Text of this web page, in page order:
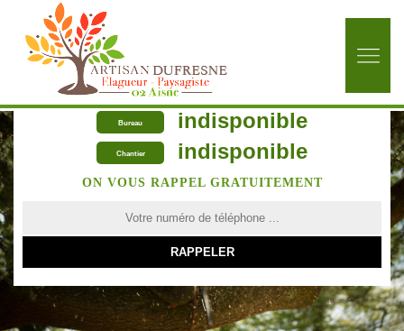
Bureau indisponible
Chantier indisponible
ON VOUS RAPPEL GRATUITEMENT